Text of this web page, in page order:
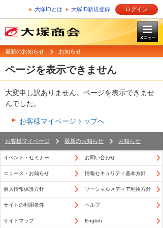
大塚IDとは 大塚ID新規登録 ログイン
最新のお知らせ お知らせ
ページを表示できません
大変申し訳ありません。ページを表示できませ
んでした。
お客様マイページトップへ
お客様マイページ 最新のお知らせ お知らせ
イベント・セミナー お問い合わせ
ニュース・お知らせ 情報セキュリティ基本方針
個人情報保護方針 ソーシャルメディア利用方針
サイトの利用条件 ヘルプ
サイトマップ English